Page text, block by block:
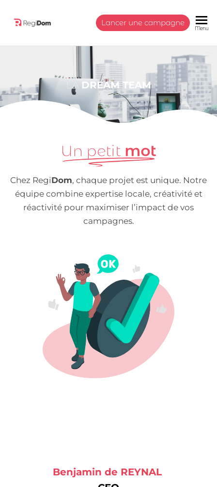
RegiDom
Communiquer
régie présente
en Martinique
Guadeloupe
Lancer une campagne
Menu
LA DREAM TEAM
Un petit mot
Chez RegiDom, chaque projet est unique. Notre
équipe combine expertise locale, créativité et
réactivité pour maximiser l’impact de vos
campagnes.
Benjamin de REYNAL